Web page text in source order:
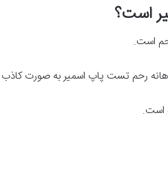
است؟
است.
رحم تست پاپ اسمیر به صورت
است.